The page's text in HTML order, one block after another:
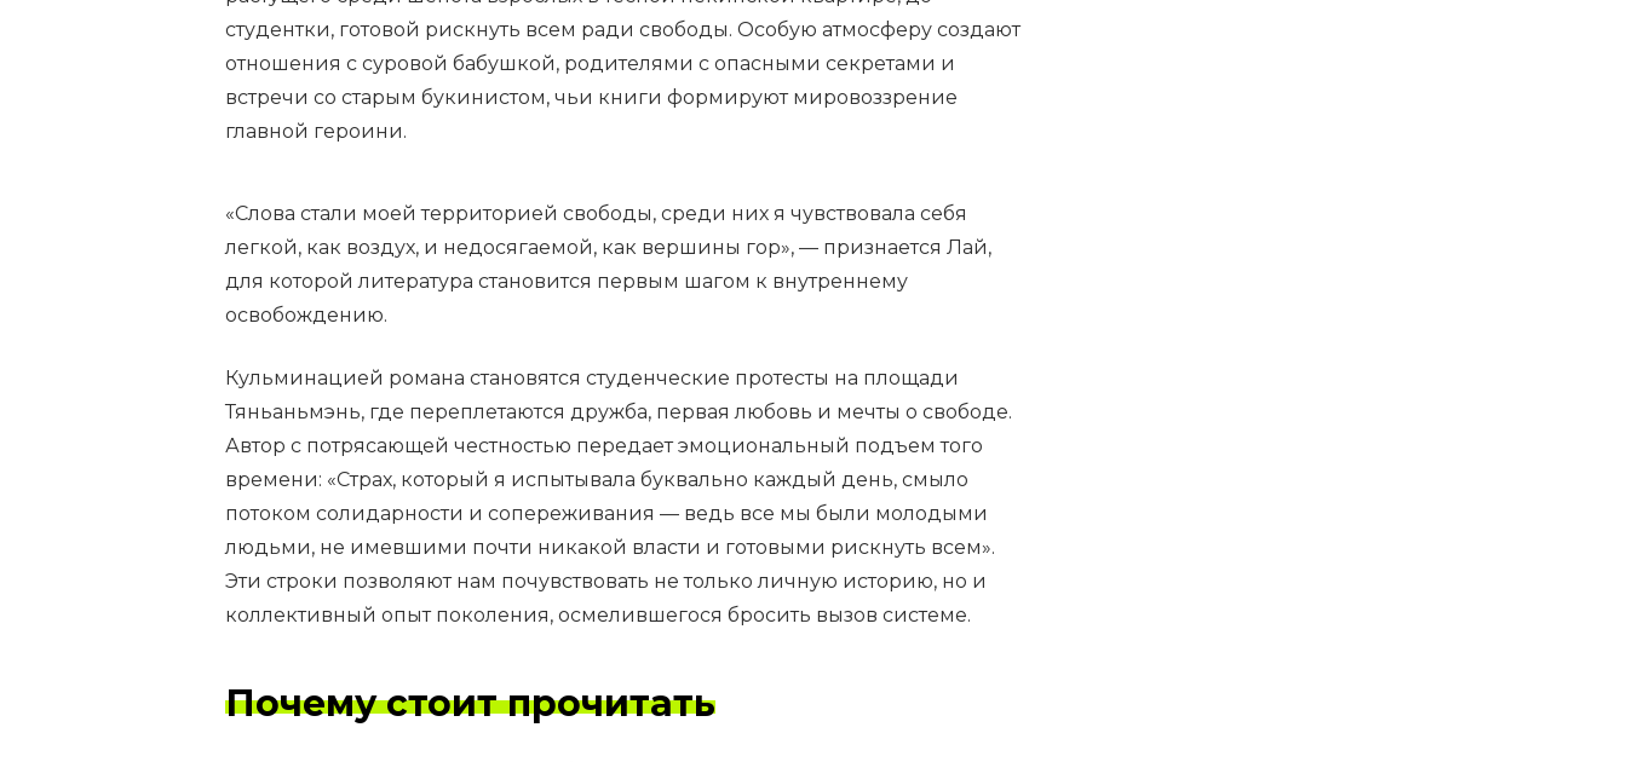
студентки, готовой рискнуть всем ради свободы. Особую атмосферу создают
отношения с суровой бабушкой, родителями с опасными секретами и
встречи со старым букинистом, чьи книги формируют мировоззрение
главной героини.
«Слова стали моей территорией свободы, среди них я чувствовала себя
легкой, как воздух, и недосягаемой, как вершины гор», — признается Лай,
для которой литература становится первым шагом к внутреннему
освобождению.
Кульминацией романа становятся студенческие протесты на площади
Тяньаньмэнь, где переплетаются дружба, первая любовь и мечты о свободе.
Автор с потрясающей честностью передает эмоциональный подъем того
времени: «Страх, который я испытывала буквально каждый день, смыло
потоком солидарности и сопереживания — ведь все мы были молодыми
людьми, не имевшими почти никакой власти и готовыми рискнуть всем».
Эти строки позволяют нам почувствовать не только личную историю, но и
коллективный опыт поколения, осмелившегося бросить вызов системе.
Почему стоит прочитать